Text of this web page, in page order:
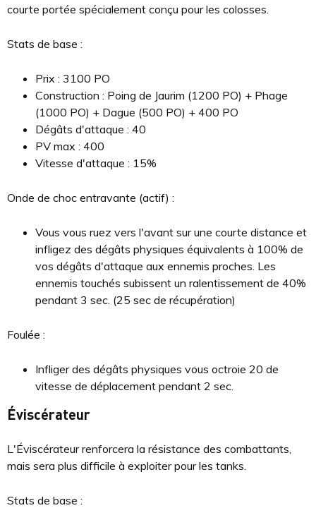
courte portée spécialement conçu pour les colosses.
Stats de base :
Prix : 3100 PO
Construction : Poing de Jaurim (1200 PO) + Phage
(1000 PO) + Dague (500 PO) + 400 PO
Dégâts d'attaque : 40
PV max : 400
Vitesse d'attaque : 15%
Onde de choc entravante (actif) :
Vous vous ruez vers l'avant sur une courte distance et
infligez des dégâts physiques équivalents à 100% de
vos dégâts d'attaque aux ennemis proches. Les
ennemis touchés subissent un ralentissement de 40%
pendant 3 sec. (25 sec de récupération)
Foulée :
Infliger des dégâts physiques vous octroie 20 de
vitesse de déplacement pendant 2 sec.
Éviscérateur
L'Éviscérateur renforcera la résistance des combattants,
mais sera plus difficile à exploiter pour les tanks.
Stats de base :